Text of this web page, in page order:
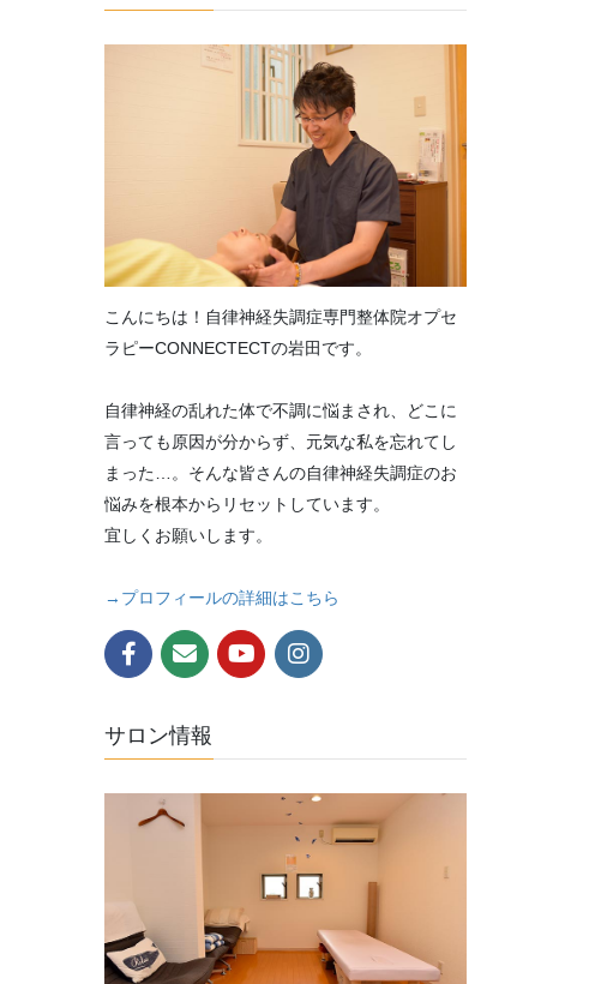
こんにちは！自律神経失調症専門整体院オプセ
ラピーCONNECTECTの岩田です。
自律神経の乱れた体で不調に悩まされ、どこに
言っても原因が分からず、元気な私を忘れてし
まった…。そんな皆さんの自律神経失調症のお
悩みを根本からリセットしています。
宜しくお願いします。
→プロフィールの詳細はこちら
サロン情報